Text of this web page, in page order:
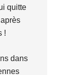
quitte
!
dans